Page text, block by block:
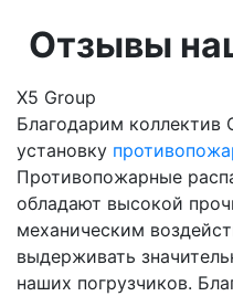
Отзывы
Х5 Group
Благодарим коллектив
установку
Противопожарные
обладают высокой
механическим
выдерживать
наших погрузчиков.